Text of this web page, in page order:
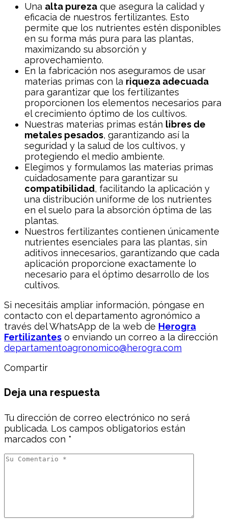
Una alta pureza que asegura la calidad y
eficacia de nuestros fertilizantes. Esto
permite que los nutrientes estén disponibles
en su forma más pura para las plantas,
maximizando su absorción y
aprovechamiento.
En la fabricación nos aseguramos de usar
materias primas con la riqueza adecuada
para garantizar que los fertilizantes
proporcionen los elementos necesarios para
el crecimiento óptimo de los cultivos.
Nuestras materias primas están libres de
metales pesados, garantizando así la
seguridad y la salud de los cultivos, y
protegiendo el medio ambiente.
Elegimos y formulamos las materias primas
cuidadosamente para garantizar su
compatibilidad, facilitando la aplicación y
una distribución uniforme de los nutrientes
en el suelo para la absorción óptima de las
plantas.
Nuestros fertilizantes contienen únicamente
nutrientes esenciales para las plantas, sin
aditivos innecesarios, garantizando que cada
aplicación proporcione exactamente lo
necesario para el óptimo desarrollo de los
cultivos.
Si necesitáis ampliar información, póngase en
contacto con el departamento agronómico a
través del WhatsApp de la web de Herogra
Fertilizantes o enviando un correo a la dirección
departamentoagronomico@herogra.com
Compartir
Deja una respuesta
Tu dirección de correo electrónico no será
publicada. Los campos obligatorios están
marcados con *